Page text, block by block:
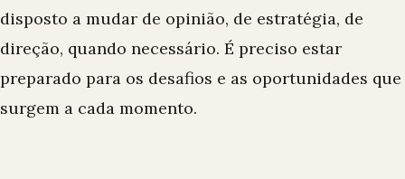
disposto a mudar de opinião, de estratégia, de
direção, quando necessário. É preciso estar
preparado para os desafios e as oportunidades que
surgem a cada momento.